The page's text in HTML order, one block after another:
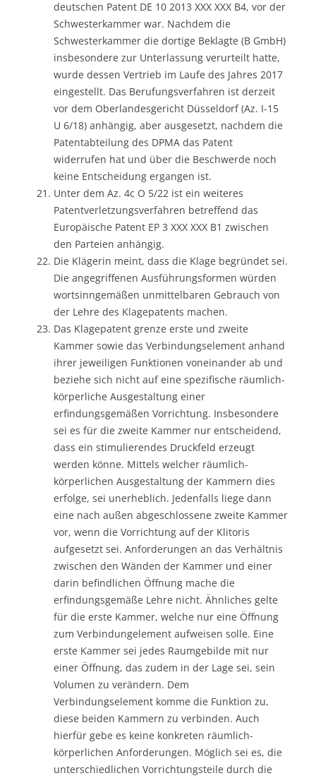
deutschen Patent DE 10 2013 XXX XXX B4, vor der
Schwesterkammer war. Nachdem die
Schwesterkammer die dortige Beklagte (B GmbH)
insbesondere zur Unterlassung verurteilt hatte,
wurde dessen Vertrieb im Laufe des Jahres 2017
eingestellt. Das Berufungsverfahren ist derzeit
vor dem Oberlandesgericht Düsseldorf (Az. I-15
U 6/18) anhängig, aber ausgesetzt, nachdem die
Patentabteilung des DPMA das Patent
widerrufen hat und über die Beschwerde noch
keine Entscheidung ergangen ist.
Unter dem Az. 4c O 5/22 ist ein weiteres
Patentverletzungsverfahren betreffend das
Europäische Patent EP 3 XXX XXX B1 zwischen
den Parteien anhängig.
Die Klägerin meint, dass die Klage begründet sei.
Die angegriffenen Ausführungsformen würden
wortsinngemäßen unmittelbaren Gebrauch von
der Lehre des Klagepatents machen.
Das Klagepatent grenze erste und zweite
Kammer sowie das Verbindungselement anhand
ihrer jeweiligen Funktionen voneinander ab und
beziehe sich nicht auf eine spezifische räumlich-
körperliche Ausgestaltung einer
erfindungsgemäßen Vorrichtung. Insbesondere
sei es für die zweite Kammer nur entscheidend,
dass ein stimulierendes Druckfeld erzeugt
werden könne. Mittels welcher räumlich-
körperlichen Ausgestaltung der Kammern dies
erfolge, sei unerheblich. Jedenfalls liege dann
eine nach außen abgeschlossene zweite Kammer
vor, wenn die Vorrichtung auf der Klitoris
aufgesetzt sei. Anforderungen an das Verhältnis
zwischen den Wänden der Kammer und einer
darin befindlichen Öffnung mache die
erfindungsgemäße Lehre nicht. Ähnliches gelte
für die erste Kammer, welche nur eine Öffnung
zum Verbindungelement aufweisen solle. Eine
erste Kammer sei jedes Raumgebilde mit nur
einer Öffnung, das zudem in der Lage sei, sein
Volumen zu verändern. Dem
Verbindungselement komme die Funktion zu,
diese beiden Kammern zu verbinden. Auch
hierfür gebe es keine konkreten räumlich-
körperlichen Anforderungen. Möglich sei es, die
unterschiedlichen Vorrichtungsteile durch die